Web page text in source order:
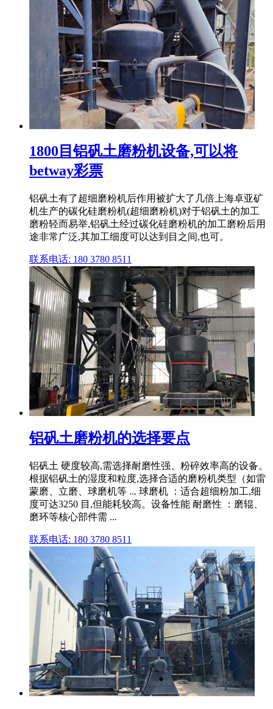
1800目铝矾土磨粉机设备,可以将
betway彩票
铝矾土有了超细磨粉机后作用被扩大了几倍上海卓亚矿
机生产的碳化硅磨粉机(超细磨粉机)对于铝矾土的加工
磨粉轻而易举,铝矾土经过碳化硅磨粉机的加工磨粉后用
途非常广泛,其加工细度可以达到目之间,也可。
联系电话: 180 3780 8511
铝矾土磨粉机的选择要点
铝矾土 硬度较高,需选择耐磨性强、粉碎效率高的设备。
根据铝矾土的湿度和粒度,选择合适的磨粉机类型（如雷
蒙磨、立磨、球磨机等 ... 球磨机 ：适合超细粉加工,细
度可达3250 目,但能耗较高。设备性能 耐磨性 ：磨辊、
磨环等核心部件需 ...
联系电话: 180 3780 8511